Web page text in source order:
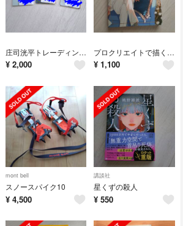
庄司洸平トレーディングカード
¥ 2,000
プロクリエイトで描くデジタル作画の極意
¥ 1,100
mont bell
スノースパイク10
¥ 4,500
講談社
星くずの殺人
¥ 550